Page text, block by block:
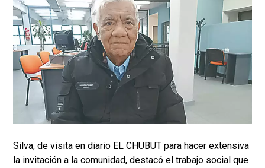
Silva, de visita en diario EL CHUBUT para hacer extensiva
la invitación a la comunidad, destacó el trabajo social que